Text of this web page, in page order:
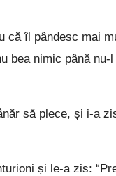
că îl pândesc mai
bea nimic până
să plece, și i-a
și le-a zis: